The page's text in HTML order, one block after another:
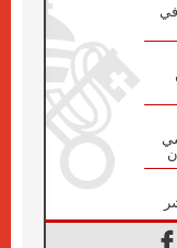
في